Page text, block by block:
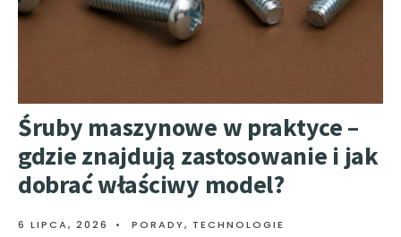
Śruby maszynowe w praktyce –
gdzie znajdują zastosowanie i jak
dobrać właściwy model?
6 LIPCA, 2026 • PORADY, TECHNOLOGIE